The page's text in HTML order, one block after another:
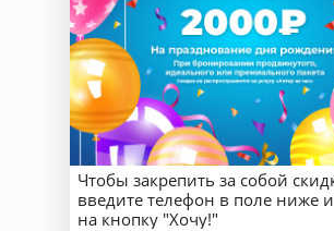
Чтобы закрепить за собой
введите телефон в поле ниже
на кнопку "Хочу!"